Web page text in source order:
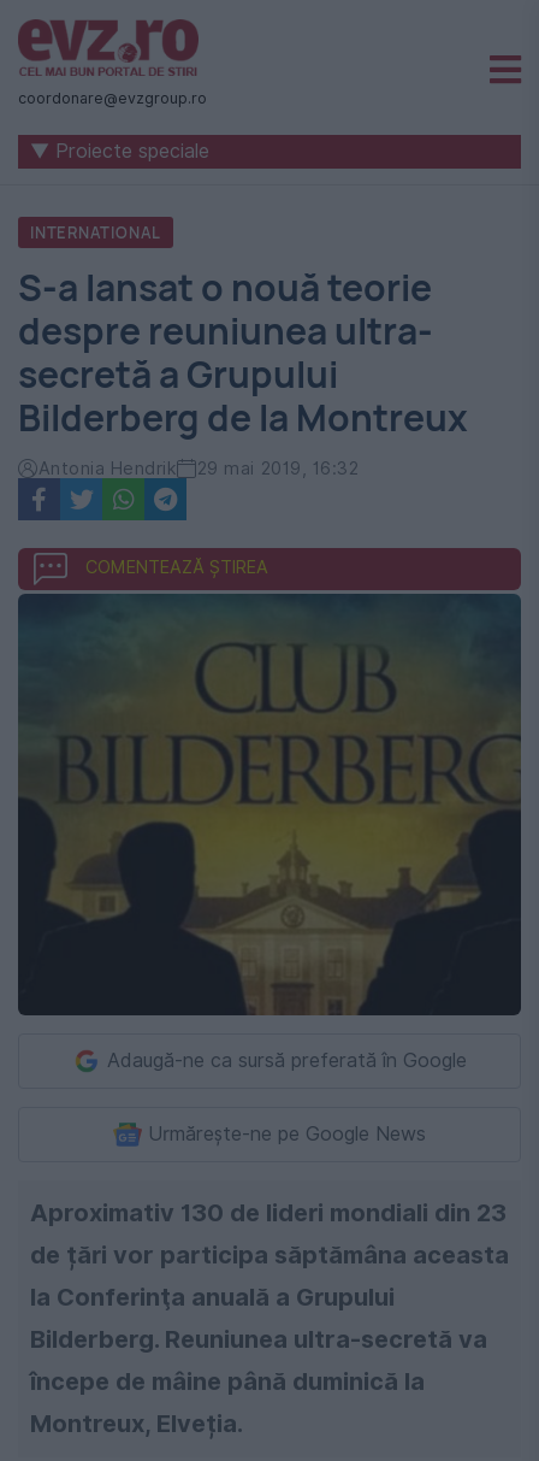
Știri
naționale
internaționale
România
-
Evenimentul
Zilei
coordonare@evzgroup.ro
▼ Proiecte speciale
INTERNATIONAL
S-a lansat o nouă teorie
despre reuniunea ultra-
secretă a Grupului
Bilderberg de la Montreux
Antonia Hendrik 29 mai 2019, 16:32
COMENTEAZĂ ȘTIREA
Adaugă-ne ca sursă preferată în Google
Urmărește-ne pe Google News
Aproximativ 130 de lideri mondiali din 23
de țări vor participa săptămâna aceasta
la Conferinţa anuală a Grupului
Bilderberg. Reuniunea ultra-secretă va
începe de mâine până duminică la
Montreux, Elveția.